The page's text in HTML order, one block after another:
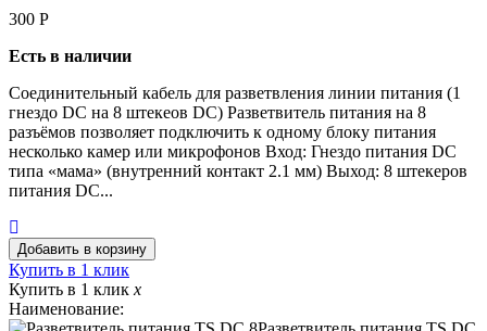
300 Р
Есть в наличии
Соединительный кабель для разветвления линии питания (1
гнездо DC на 8 штекеов DC) Разветвитель питания на 8
разъёмов позволяет подключить к одному блоку питания
несколько камер или микрофонов Вход: Гнездо питания DC
типа «мама» (внутренний контакт 2.1 мм) Выход: 8 штекеров
питания DC...
Купить в 1 клик
Купить в 1 клик x
Наименование: